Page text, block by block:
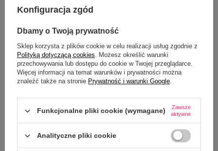
Potrzebujesz pomocy? Masz pytania?
Zadaj pytanie a my odpowiemy
niezwłocznie, najciekawsze pytania i
ZADAJ PYTANIE
NAJCZĘŚCIEJ KUPOWANE Z
TYM TOWAREM
Konfiguracja zgód
Dbamy o Twoją prywatność
Sklep korzysta z plików cookie w celu realizacji usług zgodnie z
Polityką dotyczącą cookies. Możesz określić warunki
przechowywania lub dostępu do cookie w Twojej przeglądarce.
Więcej informacji na temat warunków i prywatności można
znaleźć także na stronie Prywatność i warunki Google.
Funkcjonalne pliki cookie (wymagane)
Zawsze
aktywne
Analityczne pliki cookie